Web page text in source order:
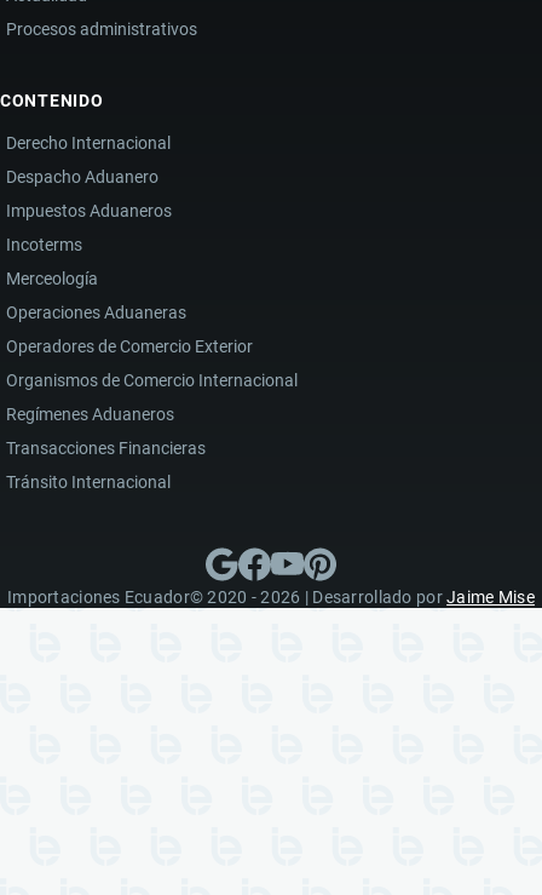
Procesos administrativos
CONTENIDO
Derecho Internacional
Despacho Aduanero
Impuestos Aduaneros
Incoterms
Merceología
Operaciones Aduaneras
Operadores de Comercio Exterior
Organismos de Comercio Internacional
Regímenes Aduaneros
Transacciones Financieras
Tránsito Internacional
Importaciones Ecuador© 2020 - 2026 | Desarrollado porJaime Mise